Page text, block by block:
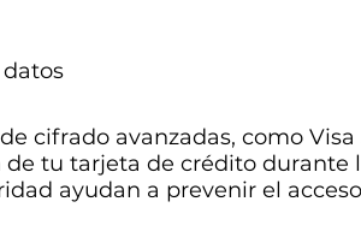
cifrado avanzadas, como
tu tarjeta de crédito durante
ayudan a prevenir el